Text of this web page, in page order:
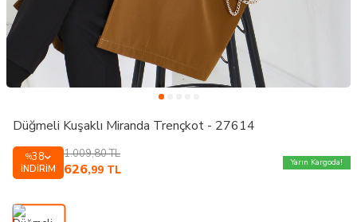
Düğmeli Kuşaklı Miranda Trençkot - 27614
%38
İNDIRIM
1.009,80TL
626,99 TL
Yarın Kargoda!